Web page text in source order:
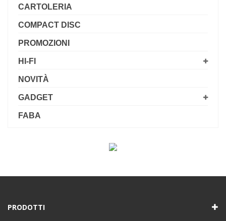
CARTOLERIA
COMPACT DISC
PROMOZIONI
HI-FI
NOVITÀ
GADGET
FABA
PRODOTTI